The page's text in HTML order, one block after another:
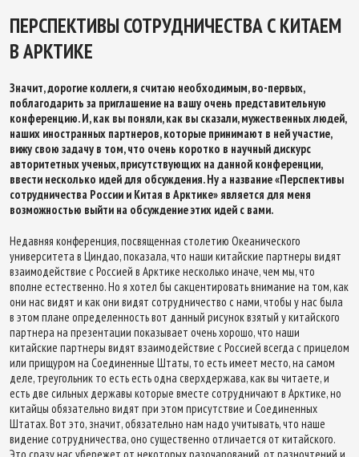
ПЕРСПЕКТИВЫ СОТРУДНИЧЕСТВА С КИТАЕМ
В АРКТИКЕ
Значит, дорогие коллеги, я считаю необходимым, во-первых,
поблагодарить за приглашение на вашу очень представительную
конференцию. И, как вы поняли, как вы сказали, мужественных людей,
наших иностранных партнеров, которые принимают в ней участие,
вижу свою задачу в том, что очень коротко в научный дискурс
авторитетных ученых, присутствующих на данной конференции,
ввести несколько идей для обсуждения. Ну а название «Перспективы
сотрудничества России и Китая в Арктике» является для меня
возможностью выйти на обсуждение этих идей с вами.
Недавняя конференция, посвященная столетию Океанического
университета в Циндао, показала, что наши китайские партнеры видят
взаимодействие с Россией в Арктике несколько иначе, чем мы, что
вполне естественно. Но я хотел бы сакцентировать внимание на том, как
они нас видят и как они видят сотрудничество с нами, чтобы у нас была
в этом плане определенность вот данный рисунок взятый у китайского
партнера на презентации показывает очень хорошо, что наши
китайские партнеры видят взаимодействие с Россией всегда с прицелом
или прищуром на Соединенные Штаты, то есть имеет место, на самом
деле, треугольник то есть есть одна сверхдержава, как вы читаете, и
есть две сильных державы которые вместе сотрудничают в Арктике, но
китайцы обязательно видят при этом присутствие и Соединенных
Штатах. Вот это, значит, обязательно нам надо учитывать, что наше
видение сотрудничества, оно существенно отличается от китайского.